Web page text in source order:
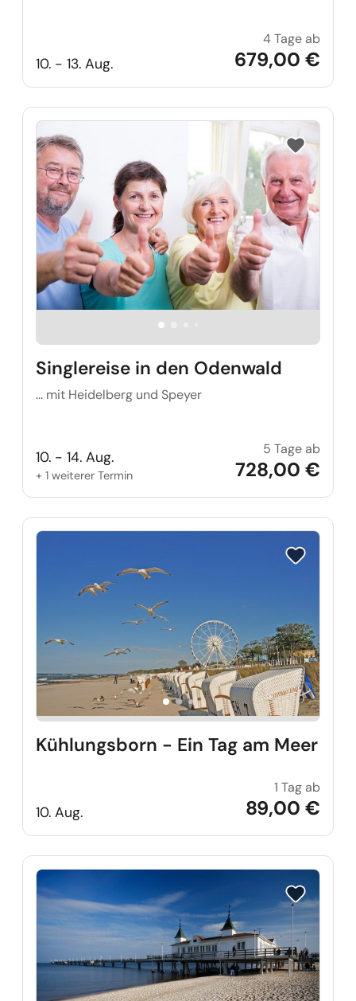
10. - 13. Aug.
4 Tage ab
679,00 €
Reise auf
Singlereise in den Odenwald
... mit Heidelberg und Speyer
10. - 14. Aug.
+ 1 weiterer Termin
5 Tage ab
728,00 €
Reise auf
Kühlungsborn - Ein Tag am Meer
10. Aug.
1 Tag ab
89,00 €
Reise auf